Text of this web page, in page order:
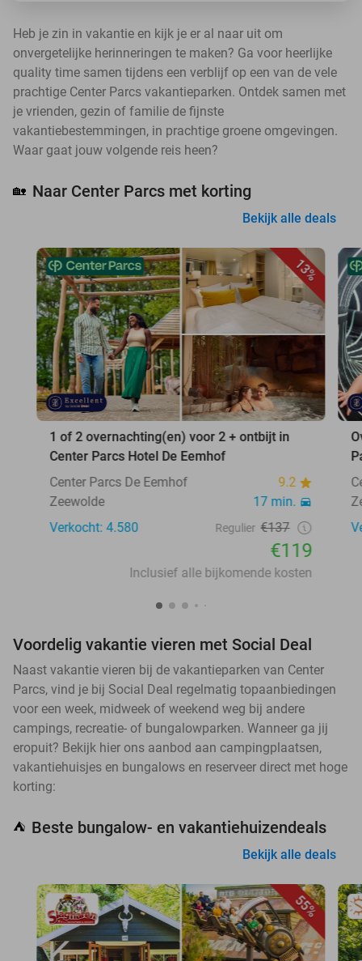
Heb je zin in vakantie en kijk je er al naar uit om
onvergetelijke herinneringen te maken? Ga voor heerlijke
quality time samen tijdens een verblijf op een van de vele
prachtige Center Parcs vakantieparken. Ontdek samen met
je vrienden, gezin of familie de fijnste
vakantiebestemmingen, in prachtige groene omgevingen.
Waar gaat jouw volgende reis heen?
🏡 Naar Center Parcs met korting
Bekijk alle deals
13%
1 of 2 overnachting(en) voor 2 + ontbijt in
Center Parcs Hotel De Eemhof
Center Parcs De Eemhof
9.2
Zeewolde
17 min.
Verkocht: 4.580
Regulier €137
€119
Inclusief alle bijkomende kosten
Voordelig vakantie vieren met Social Deal
Naast vakantie vieren bij de vakantieparken van Center
Parcs, vind je bij Social Deal regelmatig topaanbiedingen
voor een week, midweek of weekend weg bij andere
campings, recreatie- of bungalowparken. Wanneer ga jij
eropuit? Bekijk hier ons aanbod aan campingplaatsen,
vakantiehuisjes en bungalows en reserveer direct met hoge
korting:
⛺ Beste bungalow- en vakantiehuizendeals
Bekijk alle deals
55%